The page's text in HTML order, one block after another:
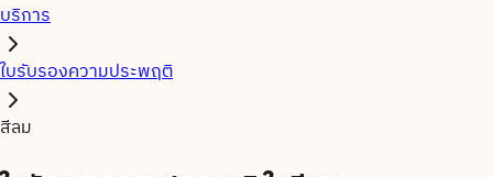
บริการ
ใบรับรองความประพฤติ
สีลม